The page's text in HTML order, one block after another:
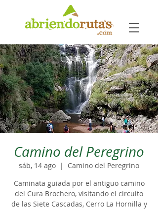
Camino del Peregrino
sáb, 14 ago
  |
Camino del Peregrino
Caminata guiada por el antiguo camino
del Cura Brochero, visitando el circuito
de las Siete Cascadas, Cerro La Hornilla y